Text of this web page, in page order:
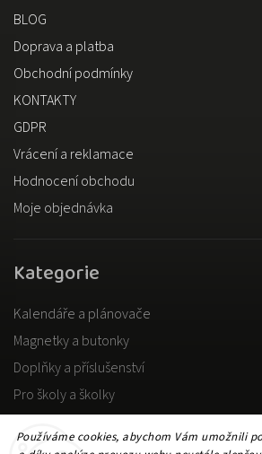
Používáme cookies, abychom Vám umožnili
Kategorie
Kalendáře a plánovače
Magnetky a butonky
Doplňky a příslušenství
Pro školy a školky
Pro dospělé
BLOG
Doprava a platba
Obchodní podmínky
KONTAKTY
GDPR
Vrácení a reklamace
Hodnocení obchodu
Moje objednávka